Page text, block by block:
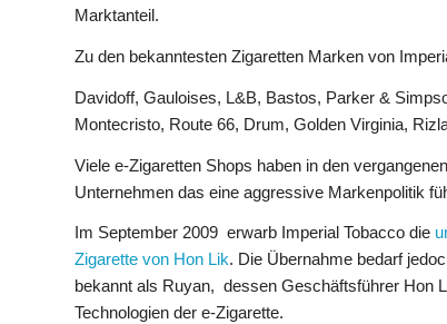
Marktanteil.
Zu den bekanntesten Zigaretten Marken von
Davidoff, Gauloises, L&B, Bastos, Parker &
Montecristo, Route 66, Drum, Golden Virginia,
Viele e-Zigaretten Shops haben in den
Unternehmen das eine aggressive Markenpolitik
Im September 2009 erwarb Imperial Tobacco die
Zigarette von Hon Lik. Die Übernahme bedarf
bekannt als Ruyan, dessen Geschäftsführer Hon
Technologien der e-Zigarette.